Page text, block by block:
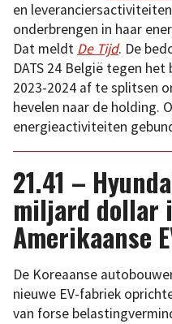
en leveranciersactiviteiten
onderbrengen in haar
Dat meldt De Tijd. De
DATS 24 België tegen
2023-2024 af te splitsen
hevelen naar de holding.
energieactiviteiten
21.41 –
miljard dollar
Amerikaanse
De Koreaanse
nieuwe EV-fabriek
van forse